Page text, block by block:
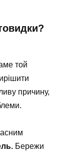
той
причину,
Бережи